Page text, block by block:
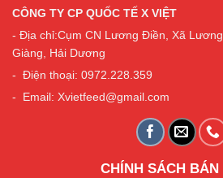
CÔNG TY CP QUỐC TẾ X VIỆT
- Địa chỉ:Cụm CN Lương Điền, Xã
Giàng, Hải Dương
- Điện thoại: 0972.228.359
- Email: Xvietfeed@gmail.com
CHÍNH SÁCH BÁN